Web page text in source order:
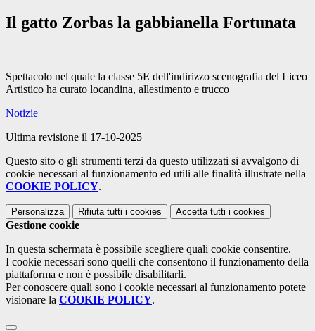
Il gatto Zorbas la gabbianella Fortunata
Spettacolo nel quale la classe 5E dell'indirizzo scenografia del Liceo
Artistico ha curato locandina, allestimento e trucco
Notizie
Ultima revisione il 17-10-2025
Questo sito o gli strumenti terzi da questo utilizzati si avvalgono di
cookie necessari al funzionamento ed utili alle finalità illustrate nella
COOKIE POLICY.
Personalizza Rifiuta tutti i cookies Accetta tutti i cookies
Gestione cookie
In questa schermata è possibile scegliere quali cookie consentire.
I cookie necessari sono quelli che consentono il funzionamento della
piattaforma e non è possibile disabilitarli.
Per conoscere quali sono i cookie necessari al funzionamento potete
visionare la COOKIE POLICY.